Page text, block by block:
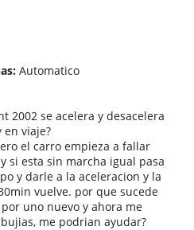
Automatico
2002 se acelera y desacelera
en viaje?
el carro empieza a fallar
si esta sin marcha igual pasa
y darle a la aceleracion y la
vuelve. por que sucede
uno nuevo y ahora me
me podrian ayudar?